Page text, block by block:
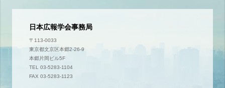
日本広報学会事務局
〒113-0033
東京都文京区本郷2-26-9
本郷片岡ビル5F
TEL 03-5283-1104
FAX 03-5283-1123